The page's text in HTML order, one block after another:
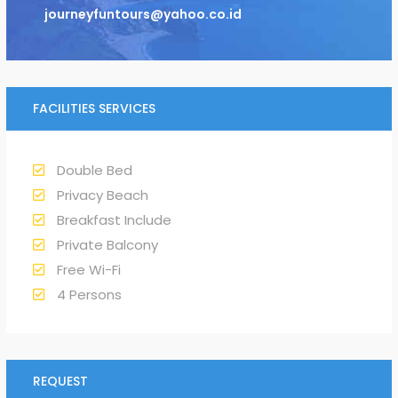
journeyfuntours@yahoo.co.id
FACILITIES SERVICES
Double Bed
Privacy Beach
Breakfast Include
Private Balcony
Free Wi-Fi
4 Persons
REQUEST